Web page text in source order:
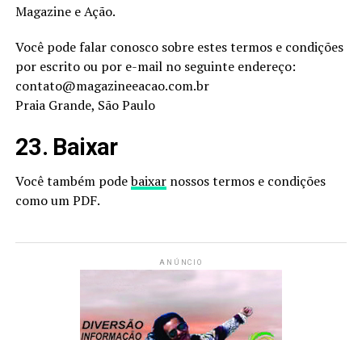
Magazine e Ação.
Você pode falar conosco sobre estes termos e condições
por escrito ou por e-mail no seguinte endereço:
contato@magazineeacao.com.br
Praia Grande, São Paulo
23. Baixar
Você também podebaixarnossos termos e condições
como um PDF.
ANÚNCIO